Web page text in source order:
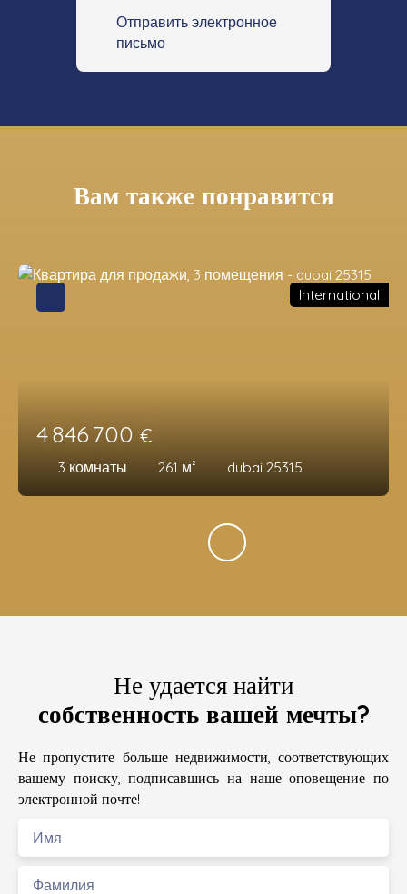
Отправить электронное
письмо
Вам также понравится
4 846 700 €
3 комнаты 261 м² dubai 25315
International
Не удается найти
собственность вашей мечты?
Не пропустите больше недвижимости, соответствующих
вашему поиску, подписавшись на наше оповещение по
электронной почте!
Имя
Фамилия